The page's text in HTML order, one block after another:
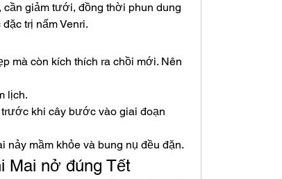
giảm tưới, đồng thời phun dung
trị nấm Venri.
mà còn kích thích ra chồi mới. Nên
lịch.
khi cây bước vào giai đoạn
mầm khỏe và bung nụ đều đặn.
Mai nở đúng Tết